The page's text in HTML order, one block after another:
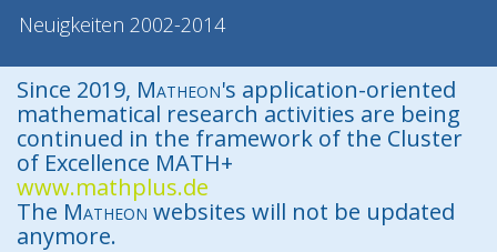
Neuigkeiten 2002-2014
Since 2019, Matheon's application-oriented
mathematical research activities are being
continued in the framework of the Cluster
of Excellence MATH+
www.mathplus.de
The Matheon websites will not be updated
anymore.